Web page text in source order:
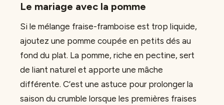
Le mariage avec la pomme
Si le mélange fraise-framboise est trop liquide,
ajoutez une pomme coupée en petits dés au
fond du plat. La pomme, riche en pectine, sert
de liant naturel et apporte une mâche
différente. C’est une astuce pour prolonger la
saison du crumble lorsque les premières fraises